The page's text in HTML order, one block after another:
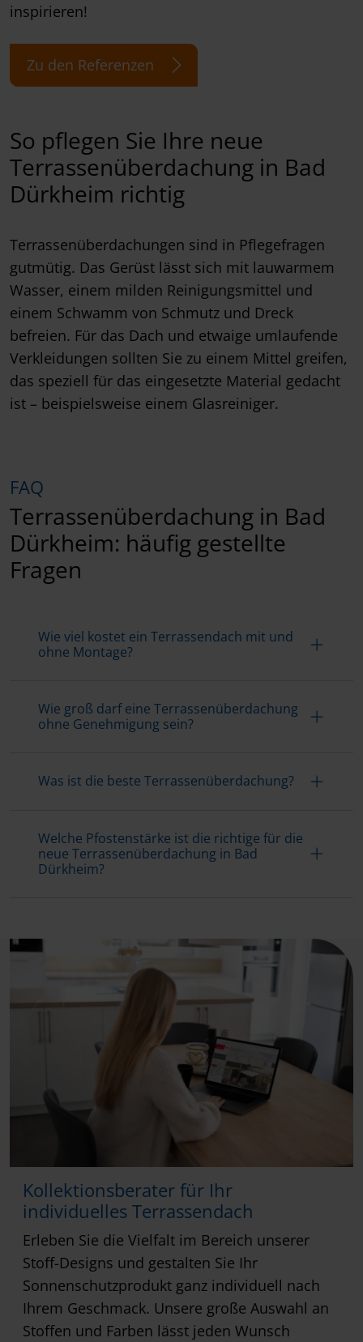
inspirieren!
Zu den Referenzen
So pflegen Sie Ihre neue
Terrassenüberdachung in Bad
Dürkheim richtig
Terrassenüberdachungen sind in Pflegefragen
gutmütig. Das Gerüst lässt sich mit lauwarmem
Wasser, einem milden Reinigungsmittel und
einem Schwamm von Schmutz und Dreck
befreien. Für das Dach und etwaige umlaufende
Verkleidungen sollten Sie zu einem Mittel greifen,
das speziell für das eingesetzte Material gedacht
ist – beispielsweise einem Glasreiniger.
FAQ
Terrassenüberdachung in Bad
Dürkheim: häufig gestellte
Fragen
Wie viel kostet ein Terrassendach mit und
ohne Montage?
Wie groß darf eine Terrassenüberdachung
ohne Genehmigung sein?
Was ist die beste Terrassenüberdachung?
Welche Pfostenstärke ist die richtige für die
neue Terrassenüberdachung in Bad
Dürkheim?
Kollektionsberater für Ihr
individuelles Terrassendach
Erleben Sie die Vielfalt im Bereich unserer
Stoff-Designs und gestalten Sie Ihr
Sonnenschutzprodukt ganz individuell nach
Ihrem Geschmack. Unsere große Auswahl an
Stoffen und Farben lässt jeden Wunsch